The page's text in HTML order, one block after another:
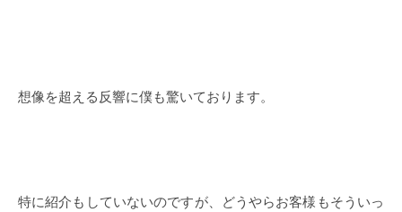
想像を超える反響に僕も驚いております。
特に紹介もしていないのですが、どうやらお客様もそういっ